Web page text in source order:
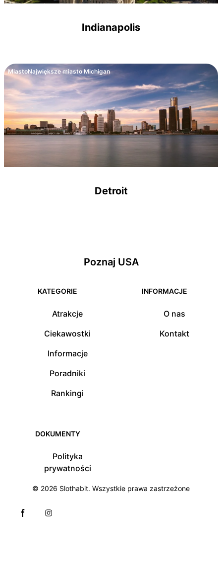
Indianapolis
MiastoNajwiększe miasto Michigan
Detroit
Poznaj USA
KATEGORIE
Atrakcje
Ciekawostki
Informacje
Poradniki
Rankingi
INFORMACJE
O nas
Kontakt
DOKUMENTY
Polityka
prywatności
© 2026 Slothabit. Wszystkie prawa zastrzeżone
Facebook pageInstagram page